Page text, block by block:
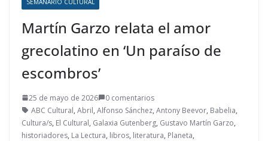
Martín Garzo relata el amor
grecolatino en ‘Un paraíso de
escombros’
25 de mayo de 2026
0 comentarios
ABC Cultural, Abril, Alfonso Sánchez, Antony Beevor, Babelia,
Cultura/s, El Cultural, Galaxia Gutenberg, Gustavo Martín Garzo,
historiadores, La Lectura, libros, literatura, Planeta,